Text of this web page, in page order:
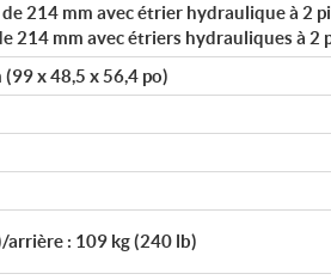
214 mm avec étrier hydraulique à 2
214 mm avec étriers hydrauliques à 2
x 48,5 x 56,4 po)
arrière : 109 kg (240 lb)